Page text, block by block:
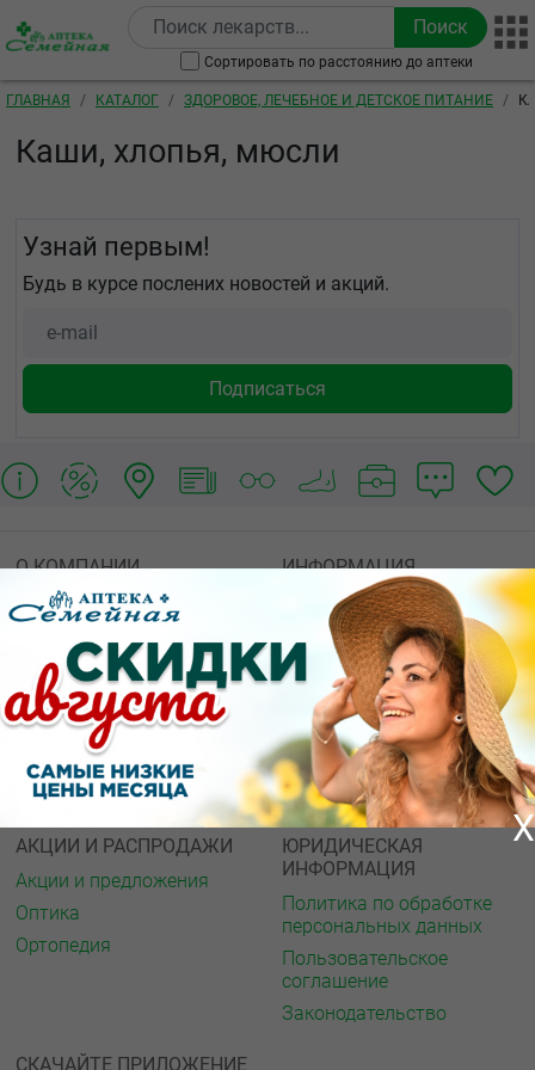
Сортировать по расстоянию до аптеки
Строка навигации
ГЛАВНАЯ КАТАЛОГ ЗДОРОВОЕ, ЛЕЧЕБНОЕ И ДЕТСКОЕ ПИТАНИЕ
Каши, хлопья, мюсли
Узнай первым!
Будь в курсе послених новостей и акций.
X
О КОМПАНИИ
О нас
Архив акций
Новости
Вакансии
Контакты
ИНФОРМАЦИЯ
Аптечная справка
Адреса аптек
Спорт и фитнес
Газета
Интернет ресурсы
Мед. учреждения
Обратная связь
АКЦИИ И РАСПРОДАЖИ
Акции и предложения
Оптика
Ортопедия
ЮРИДИЧЕСКАЯ
ИНФОРМАЦИЯ
Политика по обработке
персональных данных
Пользовательское
соглашение
Законодательство
СКАЧАЙТЕ ПРИЛОЖЕНИЕ